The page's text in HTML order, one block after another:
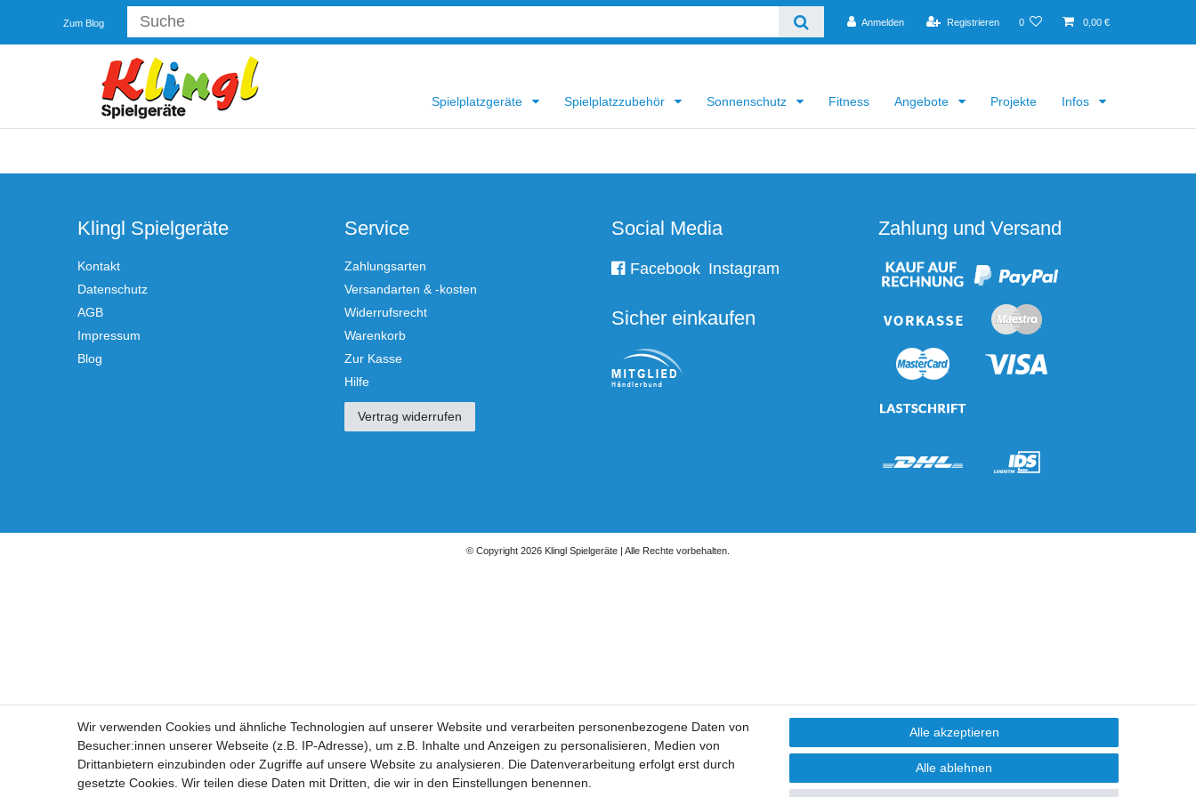
Zum Blog Anmelden Registrieren 0 0,00 €
Spielplatzgeräte Spielplatzzubehör Sonnenschutz Fitness Angebote Projekte Infos
Klingl Spielgeräte
Kontakt
Datenschutz
AGB
Impressum
Blog
Service
Zahlungsarten
Versandarten & -kosten
Widerrufsrecht
Warenkorb
Zur Kasse
Hilfe
Vertrag widerrufen
Social Media
Facebook Instagram
Sicher einkaufen
Zahlung und Versand
© Copyright 2026 Klingl Spielgeräte | Alle Rechte vorbehalten.
Wir verwenden Cookies und ähnliche Technologien auf unserer Website und verarbeiten personenbezogene Daten von
Besucher:innen unserer Webseite (z.B. IP-Adresse), um z.B. Inhalte und Anzeigen zu personalisieren, Medien von
Drittanbietern einzubinden oder Zugriffe auf unsere Website zu analysieren. Die Datenverarbeitung erfolgt erst durch
gesetzte Cookies. Wir teilen diese Daten mit Dritten, die wir in den Einstellungen benennen.
Alle akzeptieren
Alle ablehnen